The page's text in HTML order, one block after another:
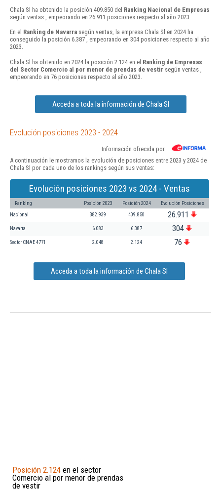
Chala Sl ha obtenido la posición 409.850 del Ranking Nacional de Empresas
según ventas , empeorando en 26.911 posiciones respecto al año 2023.
En el Ranking de Navarra según ventas, la empresa Chala Sl en 2024 ha
conseguido la posición 6.387 , empeorando en 304 posiciones respecto al año
2023.
Chala Sl ha obtenido en 2024 la posición 2.124 en el Ranking de Empresas
del Sector Comercio al por menor de prendas de vestir según ventas ,
empeorando en 76 posiciones respecto al año 2023.
Acceda a toda la información de Chala Sl
Evolución posiciones 2023 - 2024
Información ofrecida por
A continuación le mostramos la evolución de posiciones entre 2023 y 2024 de
Chala Sl por cada uno de los rankings según sus ventas:
Evolución posiciones 2023 vs 2024 - Ventas
Ranking Posición 2023 Posición 2024 Evolución Posiciones
Nacional 382.939 409.850 26.911
Navarra 6.083 6.387 304
Sector CNAE 4771 2.048 2.124 76
Acceda a toda la información de Chala Sl
Posición 2.124 en el sector
Comercio al por menor de prendas
de vestir